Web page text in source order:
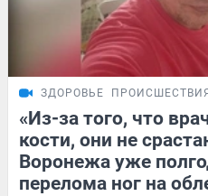
ЗДОРОВЬЕ ПРОИСШЕСТВИЯ
«Из-за того, что
кости, они не
Воронежа уже
перелома ног на